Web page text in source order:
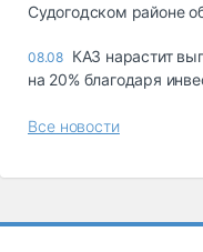
Судогодском районе
08.08 КАЗ нарастит
на 20% благодаря
Все новости